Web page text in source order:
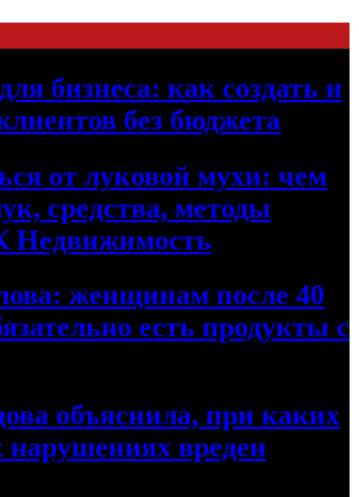
бизнеса: как создать и
без бюджета
от луковой мухи: чем
средства, методы
Недвижимость
женщинам после 40
есть продукты с
объяснила, при каких
нарушениях вреден